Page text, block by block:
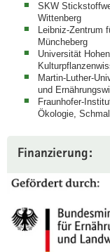
SKW
Wittenberg
Leibniz-Zentrum
Müncheberg
Universität
Martin-Luther-
und
Fraunhofer-
Ökologie,
Finanzierung: